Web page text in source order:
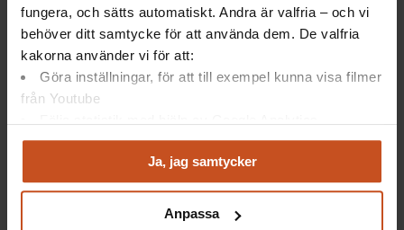
fungera, och sätts automatiskt. Andra är valfria – och vi
behöver ditt samtycke för att använda dem. De valfria
kakorna använder vi för att:
Göra inställningar, för att till exempel kunna visa filmer
från Youtube
Analysera trafik för att kunna visa riktad information
Du kan när som helst återta ditt godkännande genom att
klicka på ”hantera kakor” längst ner på sidan, eller mejla
Ja, jag samtycker
Anpassa